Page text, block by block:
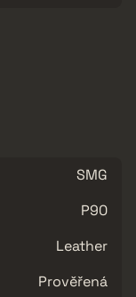
SMG
P90
Leather
Prověřená